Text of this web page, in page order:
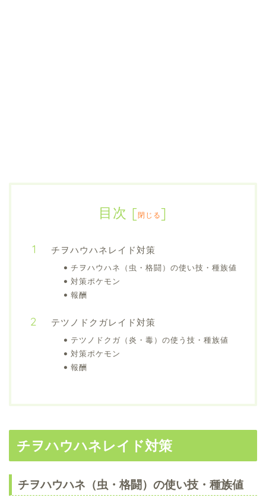
目次 [閉じる]
チヲハウハネレイド対策
チヲハウハネ（虫・格闘）の使い技・種族値
対策ポケモン
報酬
テツノドクガレイド対策
テツノドクガ（炎・毒）の使う技・種族値
対策ポケモン
報酬
チヲハウハネレイド対策
チヲハウハネ（虫・格闘）の使い技・種族値